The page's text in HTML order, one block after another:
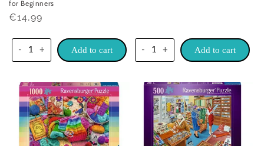
for Beginners
Praghas
€14,99
- + Add to cart - + Add to cart